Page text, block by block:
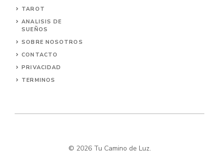
TAROT
ANALISIS DE
SUEÑOS
SOBRE NOSOTROS
CONTACTO
PRIVACIDAD
TERMINOS
© 2026 Tu Camino de Luz.